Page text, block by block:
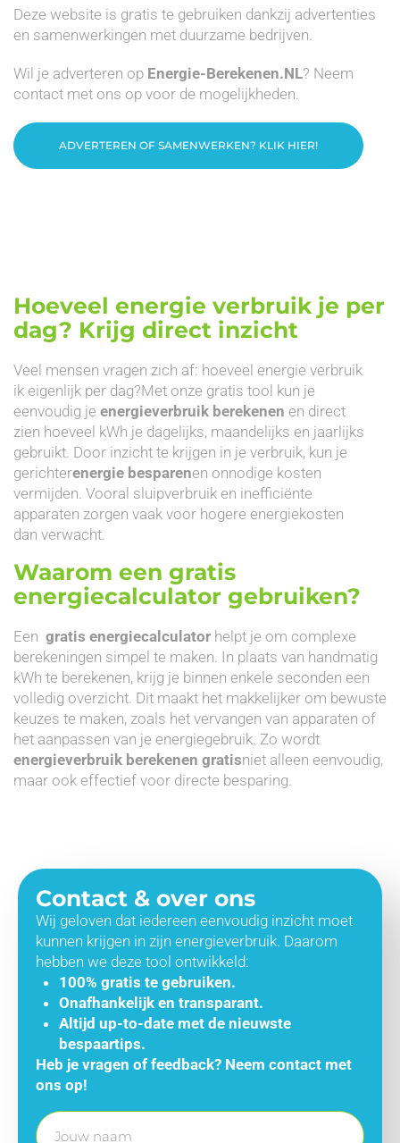
Deze website is gratis te gebruiken dankzij advertenties
en samenwerkingen met duurzame bedrijven.
Wil je adverteren op Energie-Berekenen.NL? Neem
contact met ons op voor de mogelijkheden.
ADVERTEREN OF SAMENWERKEN? KLIK HIER!
Hoeveel energie verbruik je per
dag? Krijg direct inzicht
Veel mensen vragen zich af: hoeveel energie verbruik
ik eigenlijk per dag?Met onze gratis tool kun je
eenvoudig je energieverbruik berekenen en direct
zien hoeveel kWh je dagelijks, maandelijks en jaarlijks
gebruikt. Door inzicht te krijgen in je verbruik, kun je
gerichterenergie besparenen onnodige kosten
vermijden. Vooral sluipverbruik en inefficiënte
apparaten zorgen vaak voor hogere energiekosten
dan verwacht.
Waarom een gratis
energiecalculator gebruiken?
Een gratis energiecalculator helpt je om complexe
berekeningen simpel te maken. In plaats van handmatig
kWh te berekenen, krijg je binnen enkele seconden een
volledig overzicht. Dit maakt het makkelijker om bewuste
keuzes te maken, zoals het vervangen van apparaten of
het aanpassen van je energiegebruik. Zo wordt
energieverbruik berekenen gratisniet alleen eenvoudig,
maar ook effectief voor directe besparing.
Contact & over ons
Wij geloven dat iedereen eenvoudig inzicht moet
kunnen krijgen in zijn energieverbruik. Daarom
hebben we deze tool ontwikkeld:
100% gratis te gebruiken.
Onafhankelijk en transparant.
Altijd up-to-date met de nieuwste
bespaartips.
Heb je vragen of feedback? Neem contact met
ons op!